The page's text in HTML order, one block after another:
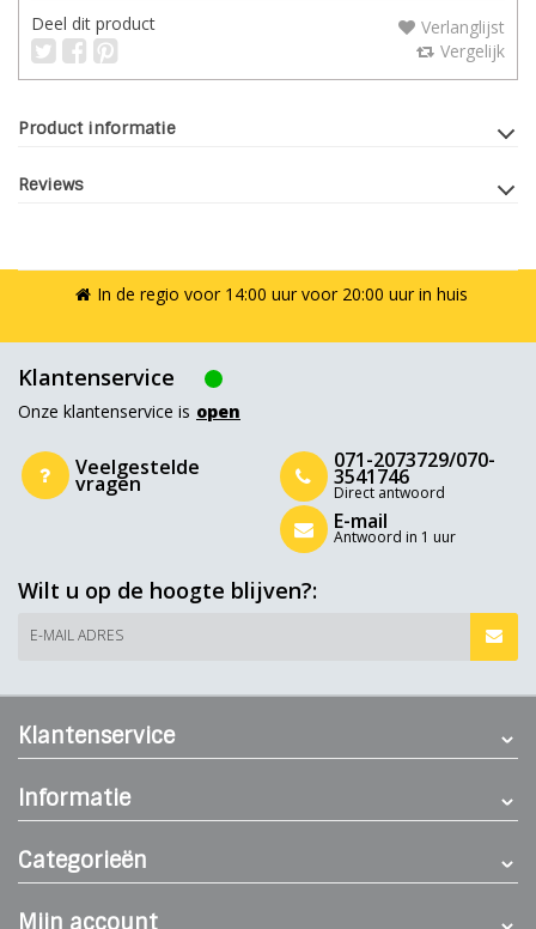
Deel dit product
Verlanglijst
Vergelijk
Product informatie
Reviews
In de regio voor 14:00 uur voor 20:00 uur in huis
Klantenservice
Onze klantenservice is open
Veelgestelde
vragen
071-2073729/070-
3541746
Direct antwoord
E-mail
Antwoord in 1 uur
Wilt u op de hoogte blijven?:
E-MAIL ADRES
Klantenservice
Informatie
Categorieën
Mijn account